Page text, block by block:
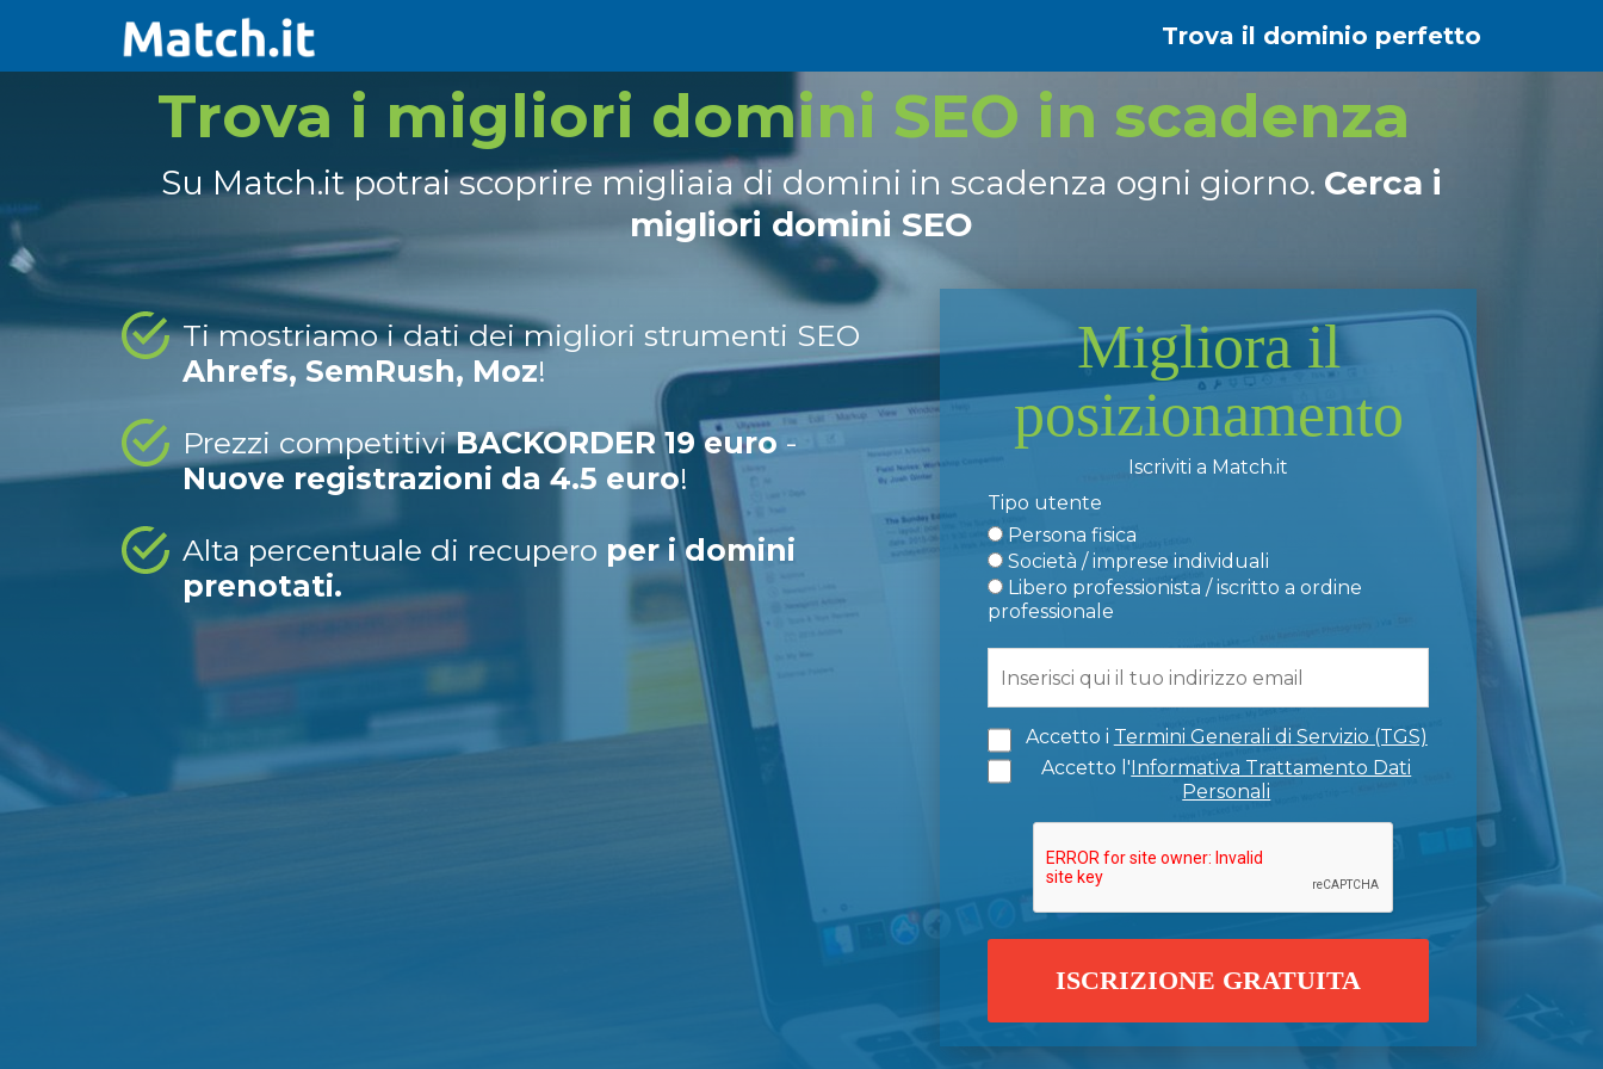
Trova il dominio perfetto
Trova i migliori domini SEO in scadenza
Su Match.it potrai scoprire migliaia di domini in scadenza ogni giorno. Cerca i
migliori domini SEO
Ti mostriamo i dati dei migliori strumenti SEO
Ahrefs, SemRush, Moz!
Prezzi competitiviBACKORDER 19 euro -
Nuove registrazioni da 4.5 euro!
Alta percentuale di recupero per i domini
prenotati.
Migliora il
posizionamento
Iscriviti a Match.it
Tipo utente
Persona fisica
Società / imprese individuali
Libero professionista / iscritto a ordine
professionale
Accetto i Termini Generali di Servizio (TGS)
Accetto l'Informativa Trattamento Dati
Personali